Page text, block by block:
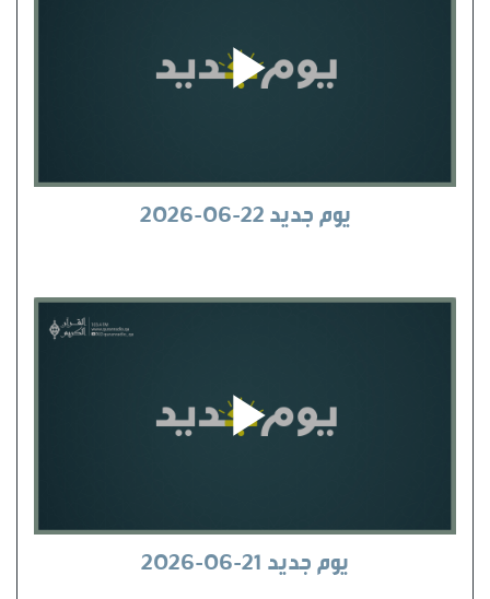
يوم جديد 22-06-2026
يوم جديد 21-06-2026